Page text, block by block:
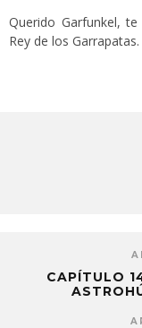
Querido Garfunkel,
Rey de los Garrapatas.
CAPÍTULO